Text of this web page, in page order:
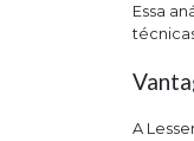
Essa
A